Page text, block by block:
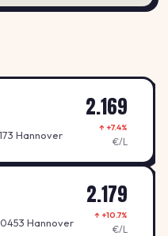
Hannover
2.169
↑ +7.4%
€/L
Hannover
2.179
↑ +10.7%
€/L